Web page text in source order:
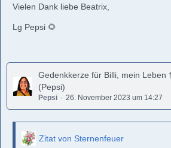
Vielen Dank liebe Beatrix,
Lg Pepsi 🌻
Gedenkkerze für Billi, mein Leben
(Pepsi)
Pepsi 26. November 2023 um 14:27
Zitat von Sternenfeuer